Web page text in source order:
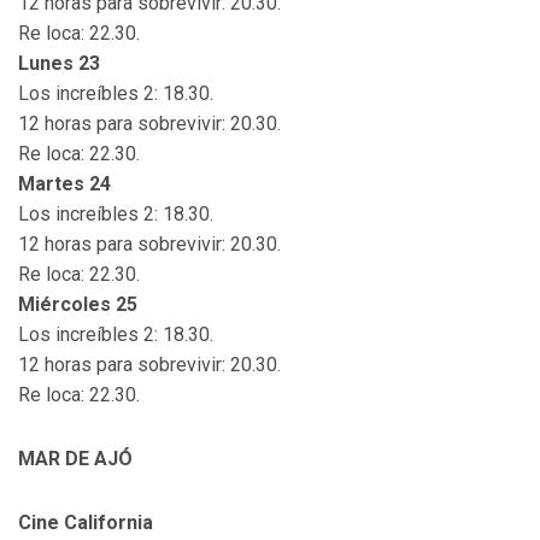
Re loca: 22.30.
Lunes 23
Los increíbles 2: 18.30.
12 horas para sobrevivir: 20.30.
Re loca: 22.30.
Martes 24
Los increíbles 2: 18.30.
12 horas para sobrevivir: 20.30.
Re loca: 22.30.
Miércoles 25
Los increíbles 2: 18.30.
12 horas para sobrevivir: 20.30.
Re loca: 22.30.
MAR DE AJÓ
Cine California